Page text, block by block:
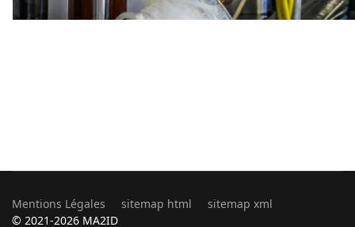
Mentions Légales sitemap html
sitemap xml
© 2021-2026 MA2ID